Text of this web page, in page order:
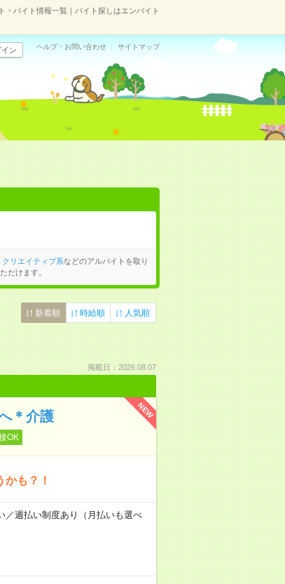
・バイト情報一覧｜バイト探しはエンバイト
イン ヘルプ・お問い合わせ サイトマップ
クリエイティブ系などのアルバイトを取り
だけます。
新着順 時給順 人気順
掲載日：2026.08.07
NEW
＊介護
OK
も？！
週払い制度あり（月払いも選べ